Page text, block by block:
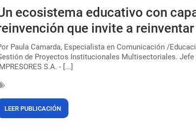
ecosistema educativo con
que invite a reinventar
Paula Camarda, Especialista en Comunicación /
de Proyectos Institucionales Multisectoriales. Jefe
S.A. - [...]
LEER PUBLICACIÓN